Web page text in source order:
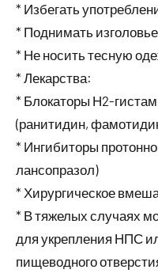
* Избегать
* Поднимать
* Не носить тесную
* Лекарства:
* Блокаторы Н2-
(ранитидин,
* Ингибиторы
лансопразол)
* Хирургическое
* В тяжелых случаях
для укрепления НПС
пищеводного